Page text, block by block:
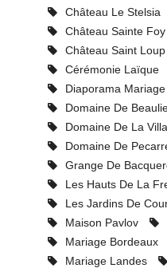
Château Le Stelsia
Château Sainte
Château Saint Loup
Cérémonie Laïque
Diaporama Mariage
Domaine De
Domaine De La
Domaine De
Grange De
Les Hauts De La
Les Jardins De
Maison Pavlov
Mariage Bordeaux
Mariage Landes